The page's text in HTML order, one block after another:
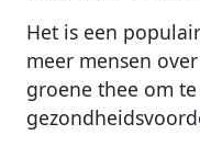
Het is een
meer mensen
groene thee om